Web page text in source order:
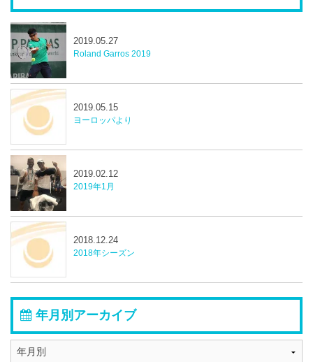
Roland Garros 2019
2019.05.27
ヨーロッパより
2019.05.15
2019年1月
2019.02.12
2018年シーズン
2018.12.24
年月別アーカイブ